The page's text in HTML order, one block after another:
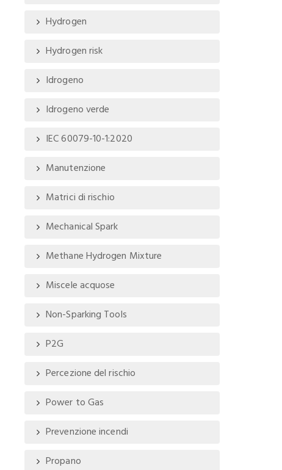
Hydrogen
Hydrogen risk
Idrogeno
Idrogeno verde
IEC 60079-10-1:2020
Manutenzione
Matrici di rischio
Mechanical Spark
Methane Hydrogen Mixture
Miscele acquose
Non-Sparking Tools
P2G
Percezione del rischio
Power to Gas
Prevenzione incendi
Propano